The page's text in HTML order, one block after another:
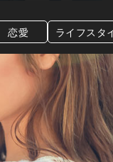
恋愛 ライフスタ